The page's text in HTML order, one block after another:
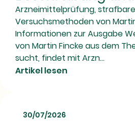
Arzneimittelprüfung, strafbare
Versuchsmethoden von
Informationen zur Ausgabe
von Martin Fincke aus dem
sucht, findet mit Arzn...
Artikel lesen
30/07/2026